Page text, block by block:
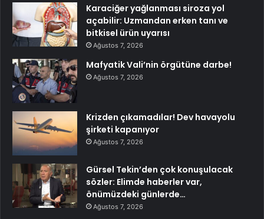
Karaciğer yağlanması siroza yol
açabilir: Uzmandan erken tanı ve
bitkisel ürün uyarısı
Ağustos 7, 2026
Mafyatik Vali’nin örgütüne darbe!
Ağustos 7, 2026
Krizden çıkamadılar! Dev havayolu
şirketi kapanıyor
Ağustos 7, 2026
Gürsel Tekin’den çok konuşulacak
sözler: Elimde haberler var,
önümüzdeki günlerde…
Ağustos 7, 2026